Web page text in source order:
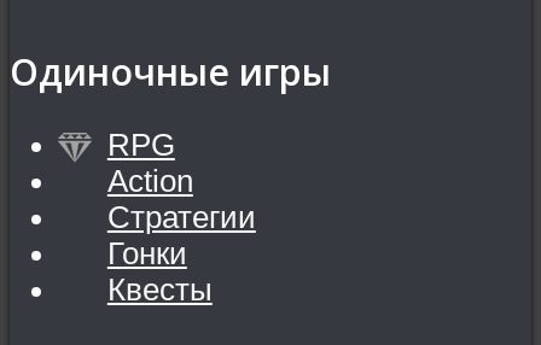
Одиночные игры
RPG
Action
Стратегии
Гонки
Квесты